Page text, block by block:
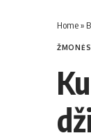
Home»
ŽMONĖS